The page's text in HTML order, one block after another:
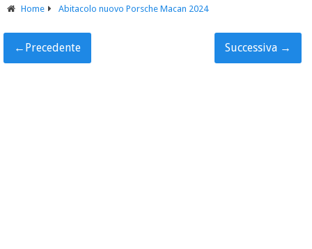
Home Abitacolo nuovo Porsche Macan 2024
← Precedente Successiva →